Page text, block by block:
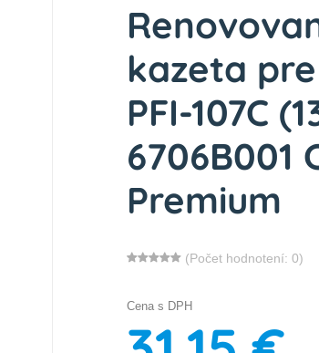
kazeta
PFI-107C
6706B001
Premium
(Počet hodnotení: 0)
Cena s DPH